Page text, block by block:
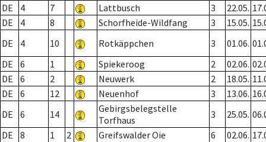
DE
4 7 Lattbusch 3 22.05.
DE
4 8 Schorfheide-Wildfang 3 15.05.
DE
4 10 Rotkäppchen 3 01.06.
DE
6 1 Spiekeroog 2 02.06.
DE
6 2 Neuwerk 2 18.05.
DE
6 12 Neuenhof 3 13.06.
DE
6 14
Gebirgsbelegstelle
Torfhaus
3 25.05.
DE
8 1 2 Greifswalder Oie 6 02.06.